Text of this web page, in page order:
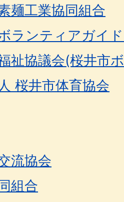
麺工業協同組合
ランティアガイ
祉協議会(桜井市
桜井市体育協会
流協会
組合